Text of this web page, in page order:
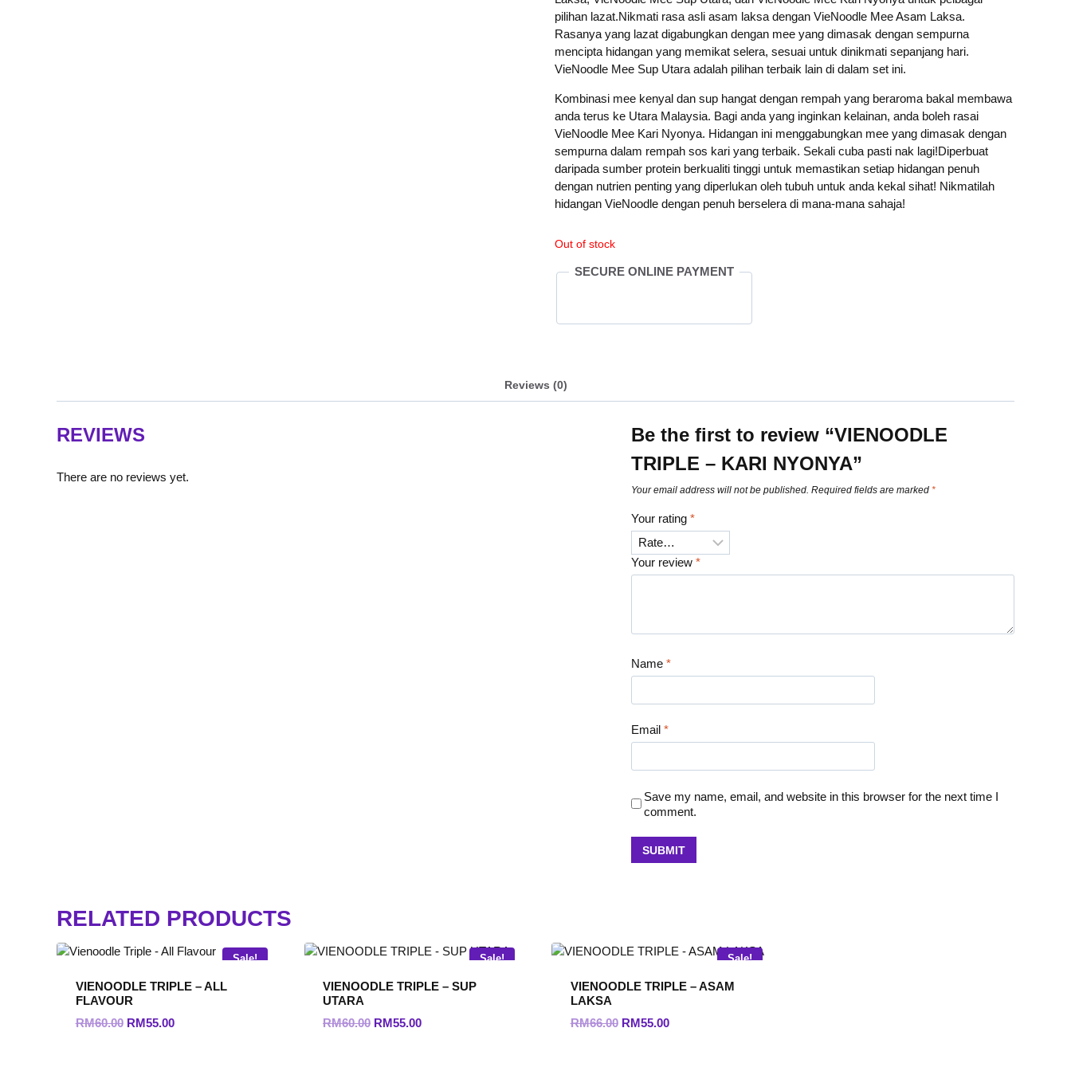
pilihan lazat.Nikmati rasa asli asam laksa dengan VieNoodle Mee Asam Laksa.
Rasanya yang lazat digabungkan dengan mee yang dimasak dengan sempurna
mencipta hidangan yang memikat selera, sesuai untuk dinikmati sepanjang hari.
VieNoodle Mee Sup Utara adalah pilihan terbaik lain di dalam set ini.
Kombinasi mee kenyal dan sup hangat dengan rempah yang beraroma bakal membawa
anda terus ke Utara Malaysia. Bagi anda yang inginkan kelainan, anda boleh rasai
VieNoodle Mee Kari Nyonya. Hidangan ini menggabungkan mee yang dimasak dengan
sempurna dalam rempah sos kari yang terbaik. Sekali cuba pasti nak lagi!Diperbuat
daripada sumber protein berkualiti tinggi untuk memastikan setiap hidangan penuh
dengan nutrien penting yang diperlukan oleh tubuh untuk anda kekal sihat! Nikmatilah
hidangan VieNoodle dengan penuh berselera di mana-mana sahaja!
Out of stock
SECURE ONLINE PAYMENT
Reviews (0)
REVIEWS
There are no reviews yet.
Be the first to review “VIENOODLE
TRIPLE – KARI NYONYA”
Your email address will not be published. Required fields are marked*
Your rating*
Your review*
Name*
Email*
Save my name, email, and website in this browser for the next time I
comment.
RELATED PRODUCTS
Sale!
VIENOODLE TRIPLE – ALL
FLAVOUR
RM60.00 Original
RM55.00Current
Sale!
VIENOODLE TRIPLE – SUP
UTARA
RM60.00 Original
RM55.00Current
Sale!
VIENOODLE TRIPLE – ASAM
LAKSA
RM66.00 Original
RM55.00Current